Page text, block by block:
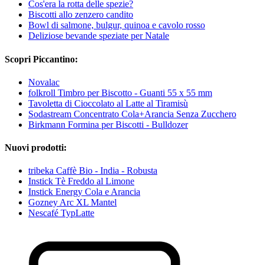
Cos'era la rotta delle spezie?
Biscotti allo zenzero candito
Bowl di salmone, bulgur, quinoa e cavolo rosso
Deliziose bevande speziate per Natale
Scopri Piccantino:
Novalac
folkroll Timbro per Biscotto - Guanti 55 x 55 mm
Tavoletta di Cioccolato al Latte al Tiramisù
Sodastream Concentrato Cola+Arancia Senza Zucchero
Birkmann Formina per Biscotti - Bulldozer
Nuovi prodotti:
tribeka Caffè Bio - India - Robusta
Instick Tè Freddo al Limone
Instick Energy Cola e Arancia
Gozney Arc XL Mantel
Nescafé TypLatte